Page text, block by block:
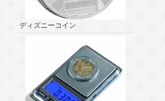
ディズニーコイン